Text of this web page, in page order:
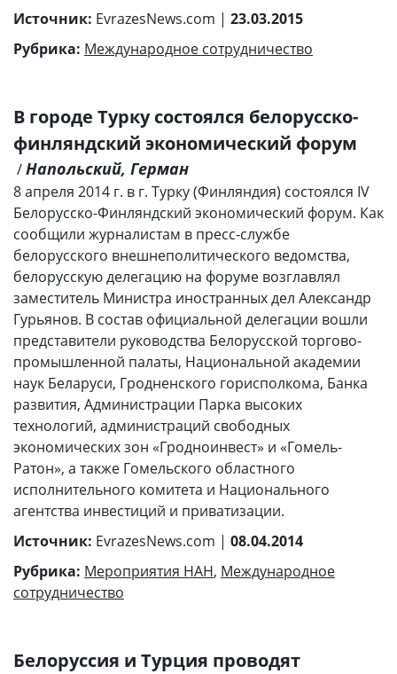
Источник: EvrazesNews.com | 23.03.2015
Рубрика: Международное сотрудничество
В городе Турку состоялся белорусско-
финляндский экономический форум
/Напольский, Герман
8 апреля 2014 г. в г. Турку (Финляндия) состоялся IV
Белорусско-Финляндский экономический форум. Как
сообщили журналистам в пресс-службе
белорусского внешнеполитического ведомства,
белорусскую делегацию на форуме возглавлял
заместитель Министра иностранных дел Александр
Гурьянов. В состав официальной делегации вошли
представители руководства Белорусской торгово-
промышленной палаты, Национальной академии
наук Беларуси, Гродненского горисполкома, Банка
развития, Администрации Парка высоких
технологий, администраций свободных
экономических зон «Гродноинвест» и «Гомель-
Ратон», а также Гомельского областного
исполнительного комитета и Национального
агентства инвестиций и приватизации.
Источник: EvrazesNews.com | 08.04.2014
Рубрика: Мероприятия НАН, Международное
сотрудничество
Белоруссия и Турция проводят